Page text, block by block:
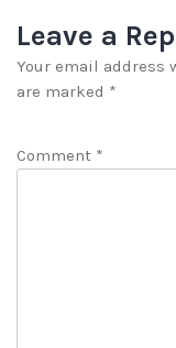
Leave a
Your email address
are marked *
Comment *